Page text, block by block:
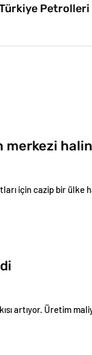
Petrolleri
merkezi
için cazip bir ülke
artıyor. Üretim